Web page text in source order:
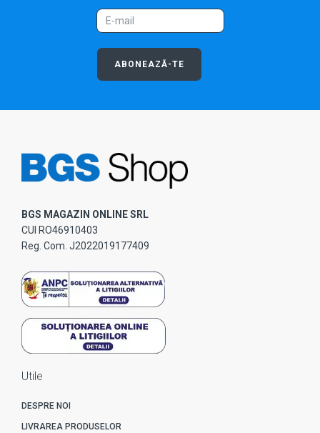
ABONEAZĂ-TE
BGS MAGAZIN ONLINE SRL
CUI RO46910403
Reg. Com. J2022019177409
Utile
DESPRE NOI
LIVRAREA PRODUSELOR